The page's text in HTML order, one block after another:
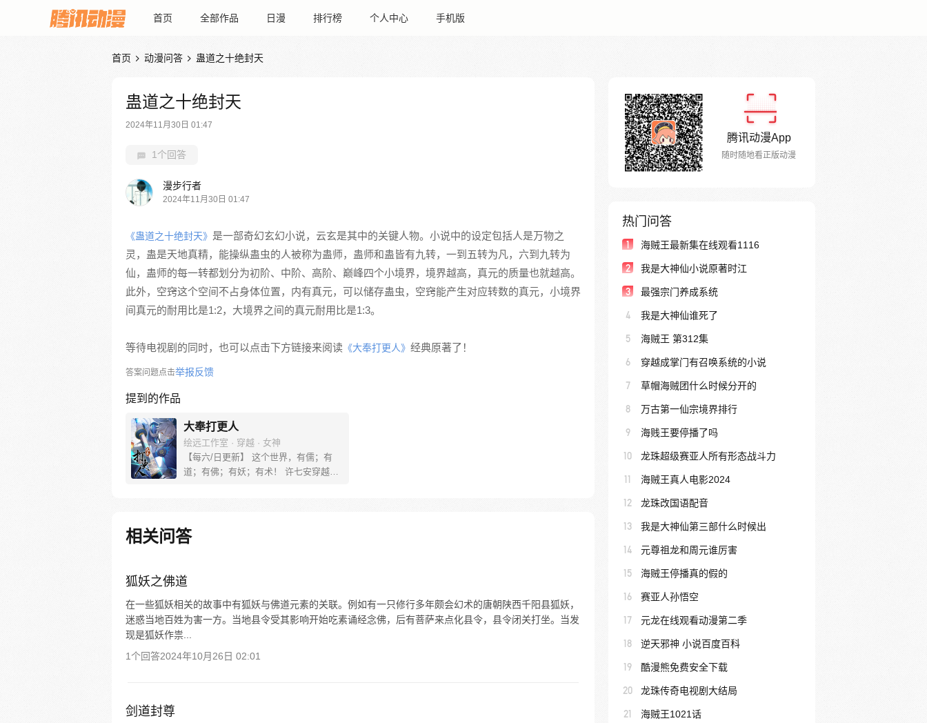
首页 全部作品 日漫 排行榜 个人中心 手机版
首页  动漫问答  蛊道之十绝封天
蛊道之十绝封天
2024年11月30日 01:47
1个回答
漫步行者
2024年11月30日 01:47
《蛊道之十绝封天》 是一部奇幻玄幻小说，云玄是其中的关键人物。小说中的设定包括人是万物之
灵，蛊是天地真精，能操纵蛊虫的人被称为蛊师，蛊师和蛊皆有九转，一到五转为凡，六到九转为
仙，蛊师的每一转都划分为初阶、中阶、高阶、巅峰四个小境界，境界越高，真元的质量也就越高。
此外，空窍这个空间不占身体位置，内有真元，可以储存蛊虫，空窍能产生对应转数的真元，小境界
间真元的耐用比是1:2，大境界之间的真元耐用比是1:3。
等待电视剧的同时，也可以点击下方链接来阅读 《大奉打更人》 经典原著了！
答案问题点击举报反馈
提到的作品
大奉打更人
绘远工作室 · 穿越 · 女神
【每六/日更新】 这个世界，有儒；有
道；有佛；有妖；有术！ 许七安穿越醒
果…… 改编自阅文集团作者卖报小郎君
同名小说 QQ群号：799493374
相关问答
狐妖之佛道
在一些狐妖相关的故事中有狐妖与佛道元素的关联。例如有一只修行多年颇会幻术的唐朝陕西千阳县狐妖，
迷惑当地百姓为害一方。当地县令受其影响开始吃素诵经念佛，后有菩萨来点化县令，县令闭关打坐。当发
现是狐妖作祟...
1个回答2024年10月26日 02:01
剑道封尊
腾讯动漫App
随时随地看正版动漫
热门问答
1 海贼王最新集在线观看1116
2 我是大神仙小说原著时江
3 最强宗门养成系统
4 我是大神仙谁死了
5 海贼王 第312集
6 穿越成掌门有召唤系统的小说
7 草帽海贼团什么时候分开的
8 万古第一仙宗境界排行
9 海贱王要停播了吗
10 龙珠超级赛亚人所有形态战斗力
11 海贼王真人电影2024
12 龙珠改国语配音
13 我是大神仙第三部什么时候出
14 元尊祖龙和周元谁厉害
15 海贼王停播真的假的
16 赛亚人孙悟空
17 元龙在线观看动漫第二季
18 逆天邪神 小说百度百科
19 酷漫熊免费安全下载
20 龙珠传奇电视剧大结局
21 海贼王1021话